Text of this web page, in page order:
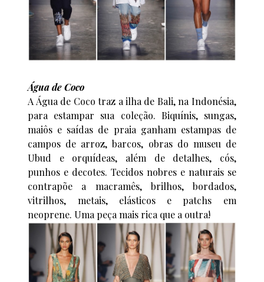
Água de Coco
A Água de Coco traz a ilha de Bali, na Indonésia,
para estampar sua coleção. Biquínis, sungas,
maiôs e saídas de praia ganham estampas de
campos de arroz, barcos, obras do museu de
Ubud e orquídeas, além de detalhes, cós,
punhos e decotes. Tecidos nobres e naturais se
contrapõe a macramês, brilhos, bordados,
vitrilhos, metais, elásticos e patchs em
neoprene. Uma peça mais rica que a outra!